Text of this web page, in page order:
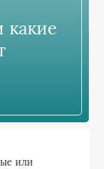
какие
или